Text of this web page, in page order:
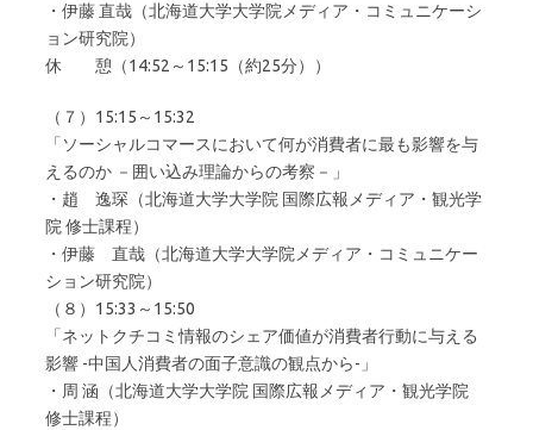
・伊藤 直哉（北海道大学大学院メディア・コミュニケーシ
ョン研究院）
休 憩（14:52～15:15（約25分））
（７）15:15～15:32
「ソーシャルコマースにおいて何が消費者に最も影響を与
えるのか －囲い込み理論からの考察－」
・趙 逸琛（北海道大学大学院 国際広報メディア・観光学
院 修士課程）
・伊藤 直哉（北海道大学大学院メディア・コミュニケー
ション研究院）
（８）15:33～15:50
「ネットクチコミ情報のシェア価値が消費者行動に与える
影響 -中国人消費者の面子意識の観点から-」
・周 涵（北海道大学大学院 国際広報メディア・観光学院
修士課程）